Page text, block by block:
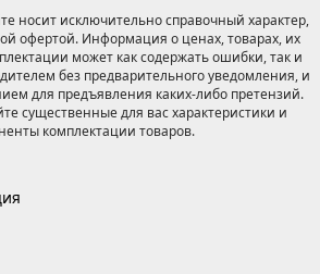
носит исключительно справочный характер,
офертой. Информация о ценах, товарах, их
может как содержать ошибки, так и
без предварительного уведомления, и
для предъявления каких-либо претензий.
существенные для вас характеристики и
комплектации товаров.